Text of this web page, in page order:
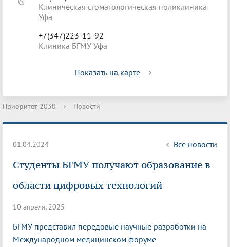
Клиническая стоматологическая поликлиника
Уфа
+7(347)223-11-92
Клиника БГМУ Уфа
Показать на карте
Приоритет 2030 › Новости
01.04.2024 Все новости
Студенты БГМУ получают образование в
области цифровых технологий
10 апреля, 2025
БГМУ представил передовые научные разработки на
Международном медицинском форуме